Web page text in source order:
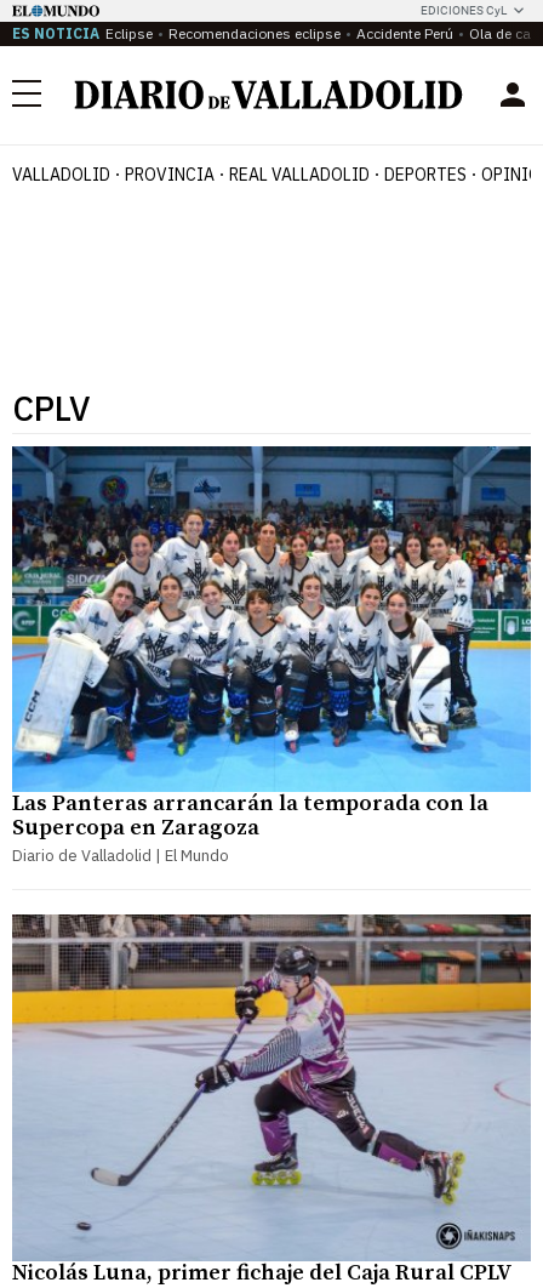
EDICIONES CyL
ES NOTICIA Eclipse Recomendaciones eclipse Accidente Perú Ola de
Menú
VALLADOLID PROVINCIA REAL VALLADOLID DEPORTES
CPLV
Las Panteras arrancarán la temporada con la
Supercopa en Zaragoza
Diario de Valladolid | El Mundo
Nicolás Luna, primer fichaje del Caja Rural CPLV